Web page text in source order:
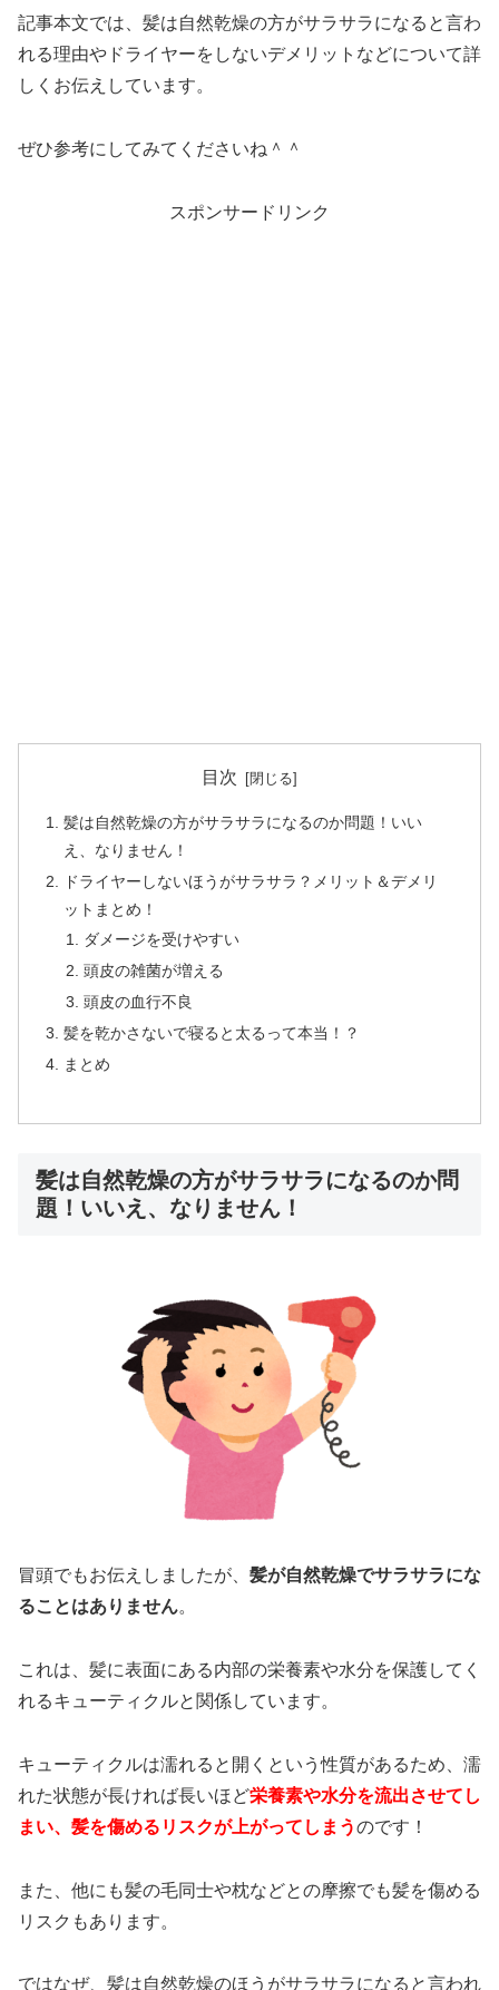
記事本文では、髪は自然乾燥の方がサラサラになると言わ
れる理由やドライヤーをしないデメリットなどについて詳
しくお伝えしています。
ぜひ参考にしてみてくださいね＾＾
スポンサードリンク
目次
髪は自然乾燥の方がサラサラになるのか問題！いい
え、なりません！
ドライヤーしないほうがサラサラ？メリット＆デメリ
ットまとめ！
ダメージを受けやすい
頭皮の雑菌が増える
頭皮の血行不良
髪を乾かさないで寝ると太るって本当！？
まとめ
髪は自然乾燥の方がサラサラになるのか問
題！いいえ、なりません！
冒頭でもお伝えしましたが、 髪が自然乾燥でサラサラにな
ることはありません。
これは、髪に表面にある内部の栄養素や水分を保護してく
れるキューティクルと関係しています。
キューティクルは濡れると開くという性質があるため、濡
れた状態が長ければ長いほど栄養素や水分を流出させてし
まい、髪を傷めるリスクが上がってしまうのです！
また、他にも髪の毛同士や枕などとの摩擦でも髪を傷める
リスクもあります。
ではなぜ、髪は自然乾燥のほうがサラサラになると言われ